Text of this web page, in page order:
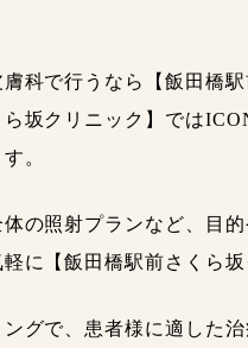
科で行うなら【飯田橋
坂クリニック】では
。
の照射プランなど、目
に【飯田橋駅前さくら
グで、患者様に適した治